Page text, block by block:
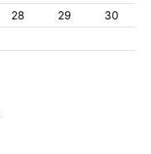
28 29
30